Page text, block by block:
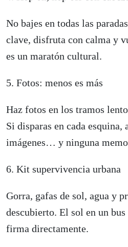
No bajes en todas las
clave, disfruta con calma y
es un maratón cultural.
5. Fotos: menos es más
Haz fotos en los tramos
Si disparas en cada esquina,
imágenes… y ninguna
6. Kit supervivencia urbana
Gorra, gafas de sol, agua y
descubierto. El sol en un
firma directamente.